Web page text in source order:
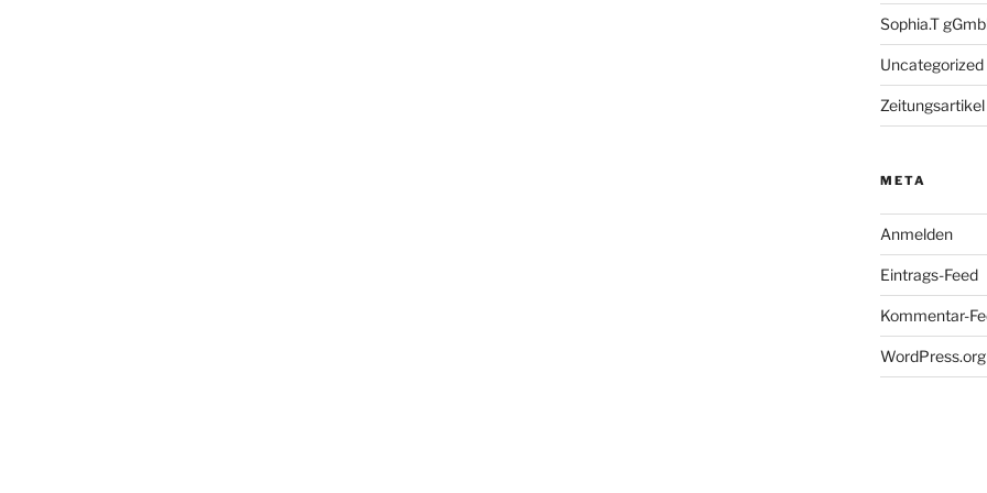
Sophia.T
Uncategorized
Zeitungsartikel
META
Anmelden
Eintrags-Feed
Kommentar-
WordPress.org